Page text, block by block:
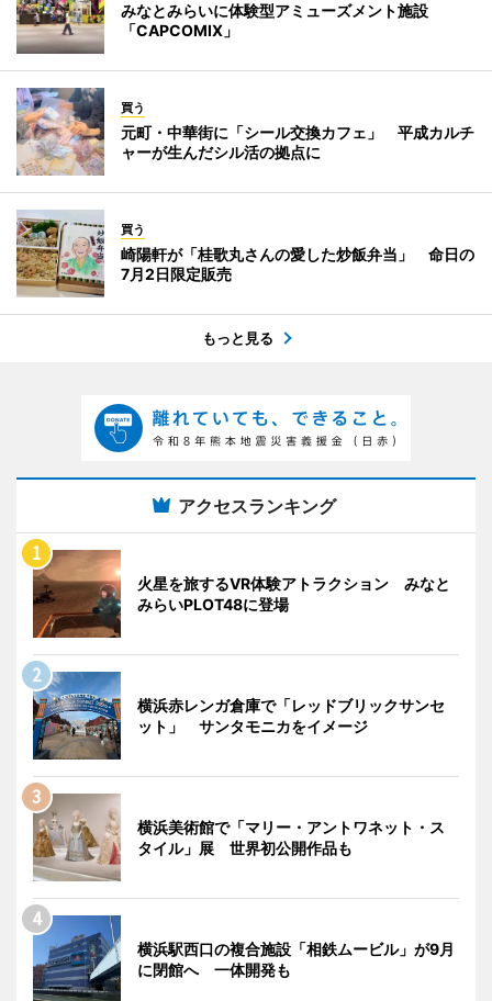
みなとみらいに体験型アミューズメント施設
「CAPCOMIX」
買う
元町・中華街に「シール交換カフェ」 平成カルチ
ャーが生んだシル活の拠点に
買う
崎陽軒が「桂歌丸さんの愛した炒飯弁当」 命日の
7月2日限定販売
もっと見る
アクセスランキング
火星を旅するVR体験アトラクション みなと
みらいPLOT48に登場
横浜赤レンガ倉庫で「レッドブリックサンセ
ット」 サンタモニカをイメージ
横浜美術館で「マリー・アントワネット・ス
タイル」展 世界初公開作品も
横浜駅西口の複合施設「相鉄ムービル」が9月
に閉館へ 一体開発も